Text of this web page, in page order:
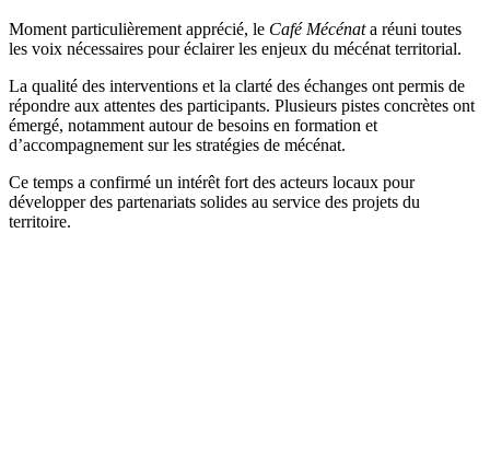
Moment particulièrement apprécié, le Café Mécénata réuni toutes
les voix nécessaires pour éclairer les enjeux du mécénat territorial.
La qualité des interventions et la clarté des échanges ont permis de
répondre aux attentes des participants. Plusieurs pistes concrètes ont
émergé, notamment autour de besoins en formation et
d’accompagnement sur les stratégies de mécénat.
Ce temps a confirmé un intérêt fort des acteurs locaux pour
développer des partenariats solides au service des projets du
territoire.